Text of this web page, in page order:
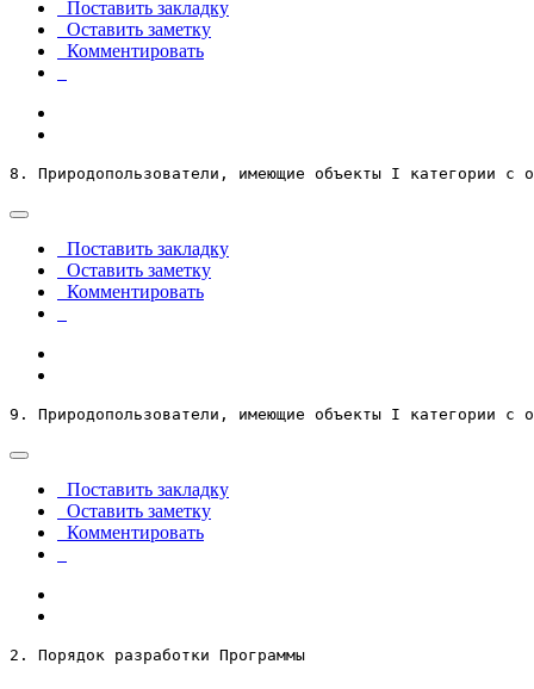
Поставить закладку
Оставить заметку
Комментировать
8. Природопользователи, имеющие объекты І категории с
Поставить закладку
Оставить заметку
Комментировать
9. Природопользователи, имеющие объекты І категории с
Поставить закладку
Оставить заметку
Комментировать
2. Порядок разработки Программы